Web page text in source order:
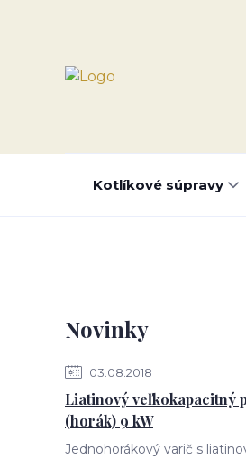
Kotlíkové súpravy
Novinky
03.08.2018
Liatinový veľkokapacitný
(horák) 9 kW
Jednohorákový varič s